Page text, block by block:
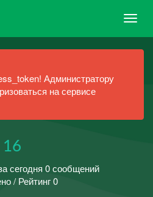
Администратору
на сервисе
16
сегодня 0 сообщений
/ Рейтинг 0